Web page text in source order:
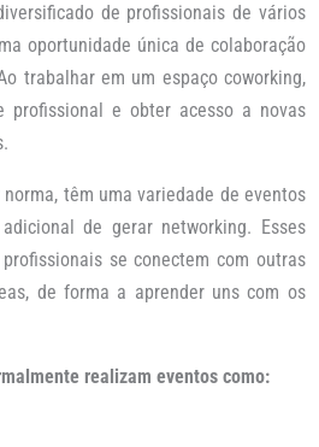
de profissionais de vários
oportunidade única de colaboração
trabalhar em um espaço coworking,
profissional e obter acesso a novas
têm uma variedade de eventos
de gerar networking. Esses
se conectem com outras
de forma a aprender uns com os
realizam eventos como: